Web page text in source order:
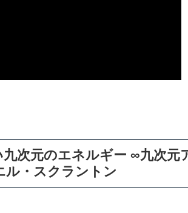
次元のエネルギー ∞九次元
ル・スクラントン